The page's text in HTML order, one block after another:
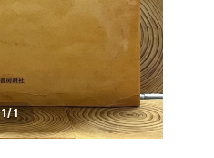
1/1